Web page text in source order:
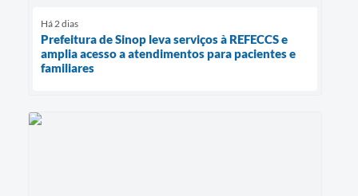
Há 2 dias
Prefeitura de Sinop leva serviços à REFECCS e
amplia acesso a atendimentos para pacientes e
familiares